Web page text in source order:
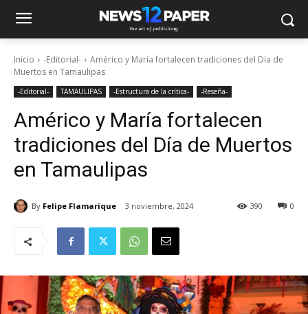
Inicio -Editorial-
Américo y María fortalecen tradiciones del Día de
Muertos en Tamaulipas
-Editorial- TAMAULIPAS -Estructura de la crítica- -Reseña-
Américo y María fortalecen
tradiciones del Día de Muertos
en Tamaulipas
By Felipe Flamarique 3 noviembre, 2024 0
390